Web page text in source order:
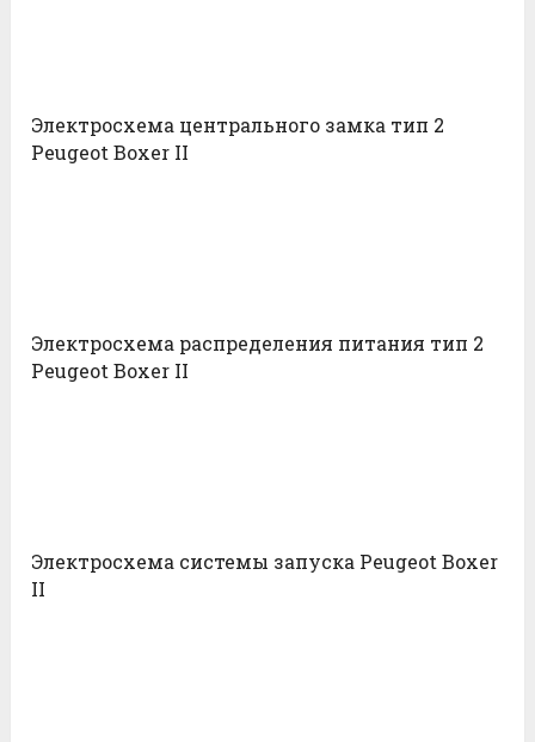
Электросхема центрального замка тип 2
Peugeot Boxer II
Электросхема распределения питания тип 2
Peugeot Boxer II
Электросхема системы запуска Peugeot Boxer
II